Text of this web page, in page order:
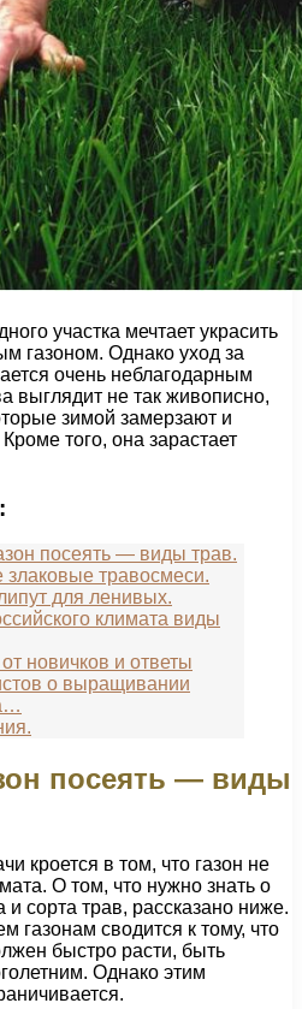
участка мечтает украсить
газоном. Однако уход за
очень неблагодарным
выглядит не так живописно,
зимой замерзают и
того, она зарастает
посеять — виды трав.
злаковые травосмеси.
для ленивых.
климата виды
новичков и ответы
о выращивании
посеять — виды
кроется в том, что газон не
О том, что нужно знать о
сорта трав, рассказано ниже.
газонам сводится к тому, что
быстро расти, быть
Однако этим